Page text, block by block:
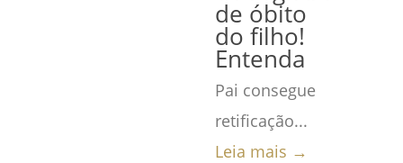
de óbito
do filho!
Entenda
Pai consegue
retificação...
Leia mais →